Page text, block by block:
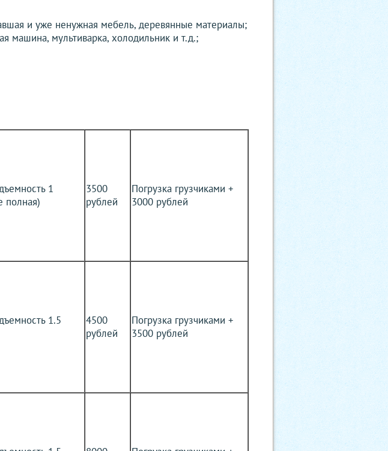
и уже ненужная мебель, деревянные материалы;
машина, мультиварка, холодильник и т.д.;
1
полная)
3500
рублей
Погрузка грузчиками +
3000 рублей
1.5
4500
рублей
Погрузка грузчиками +
3500 рублей